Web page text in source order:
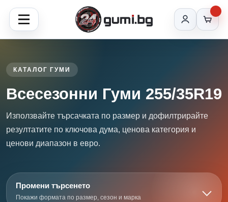
КАТАЛОГ ГУМИ
Всесезонни Гуми 255/35R19
Използвайте търсачката по размер и дофилтрирайте
резултатите по ключова дума, ценова категория и
ценови диапазон в евро.
Промени търсенето
Покажи формата по размер, сезон и марка